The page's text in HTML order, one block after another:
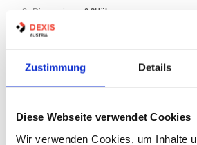
Zustimmung Details
Diese Webseite verwendet Cookies
Wir verwenden Cookies, um Inhalte
3. Dimension: 0,3Höhe
Länge / 2. Dimension:
STK